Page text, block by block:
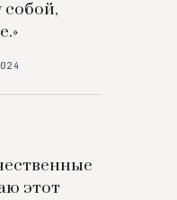
собой,
этот